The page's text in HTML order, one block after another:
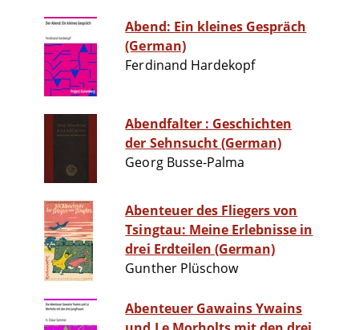
Abend: Ein kleines Gespräch
(German)
Ferdinand Hardekopf
Abendfalter : Geschichten
der Sehnsucht (German)
Georg Busse-Palma
Abenteuer des Fliegers von
Tsingtau: Meine Erlebnisse in
drei Erdteilen (German)
Gunther Plüschow
Abenteuer Gawains Ywains